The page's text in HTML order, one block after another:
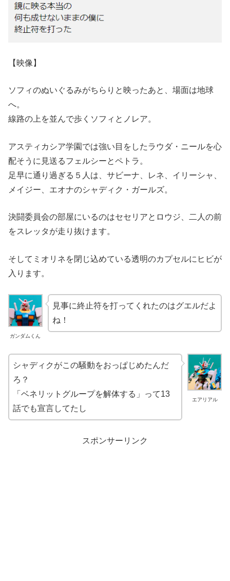
【映像】
ソフィのぬいぐるみがちらりと映ったあと、場面は地球
へ。
線路の上を並んで歩くソフィとノレア。
アスティカシア学園では強い目をしたラウダ・ニールを心
配そうに見送るフェルシーとペトラ。
足早に通り過ぎる５人は、サビーナ、レネ、イリーシャ、
メイジー、エオナのシャディク・ガールズ。
決闘委員会の部屋にいるのはセセリアとロウジ、二人の前
をスレッタが走り抜けます。
そしてミオリネを閉じ込めている透明のカプセルにヒビが
入ります。
ガンダムくん
見事に終止符を打ってくれたのはグエルだよ
ね！
エアリアル
シャディクがこの騒動をおっぱじめたんだ
ろ？
「ベネリットグループを解体する」って13
話でも宣言してたし
スポンサーリンク